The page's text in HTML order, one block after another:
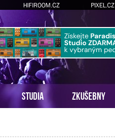
HIFIROOM.CZ PIXEL.CZ
STUDIA ZKUŠEBNY